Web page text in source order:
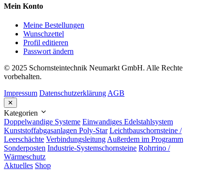
Mein Konto
Meine Bestellungen
Wunschzettel
Profil editieren
Passwort ändern
© 2025 Schornsteintechnik Neumarkt GmbH. Alle Rechte
vorbehalten.
Impressum Datenschutzerklärung AGB
✕
Kategorien
Doppelwandige Systeme Einwandiges Edelstahlsystem
Kunststoffabgasanlagen Poly-Star Leichtbauschornsteine /
Leerschächte Verbindungsleitung Außerdem im Programm
Sonderposten Industrie-Systemschornsteine Rohrrino /
Wärmeschutz
Aktuelles Shop